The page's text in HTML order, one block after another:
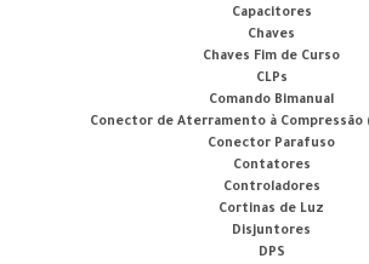
Capacitores
Chaves
Chaves Fim de Curso
CLPs
Comando Bimanual
Conector de Aterramento à Compressão
Conector Parafuso
Contatores
Controladores
Cortinas de Luz
Disjuntores
DPS